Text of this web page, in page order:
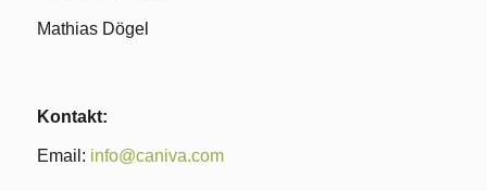
Mathias Dögel
Kontakt:
Email: info@caniva.com